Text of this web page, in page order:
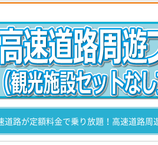
道路が定額料金で乗り放題！高速道路周